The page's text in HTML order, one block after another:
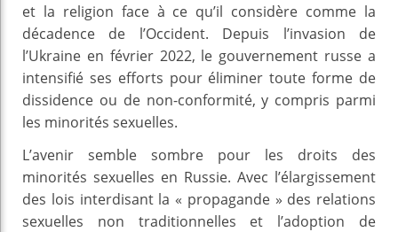
et la religion face à ce qu’il considère comme la
décadence de l’Occident. Depuis l’invasion de
l’Ukraine en février 2022, le gouvernement russe a
intensifié ses efforts pour éliminer toute forme de
dissidence ou de non-conformité, y compris parmi
les minorités sexuelles.
L’avenir semble sombre pour les droits des
minorités sexuelles en Russie. Avec l’élargissement
des lois interdisant la « propagande » des relations
sexuelles non traditionnelles et l’adoption de